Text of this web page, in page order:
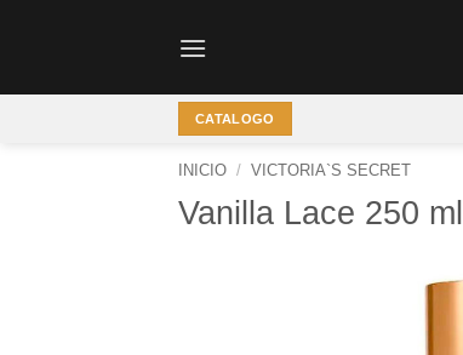
CATALOGO
INICIO / VICTORIA`S SECRET
Vanilla Lace 250 ml